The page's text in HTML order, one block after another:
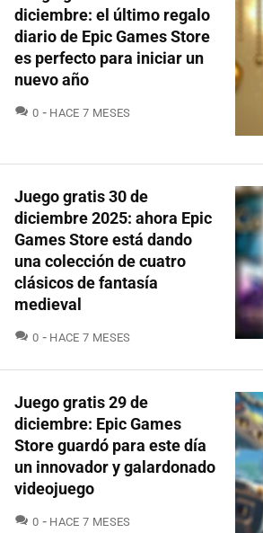
diciembre: el último regalo
diario de Epic Games Store
es perfecto para iniciar un
nuevo año
0 COMENTARIOS
HACE 7 MESES
Juego gratis 30 de
diciembre 2025: ahora Epic
Games Store está dando
una colección de cuatro
clásicos de fantasía
medieval
0 COMENTARIOS
HACE 7 MESES
Juego gratis 29 de
diciembre: Epic Games
Store guardó para este día
un innovador y galardonado
videojuego
0 COMENTARIOS
HACE 7 MESES